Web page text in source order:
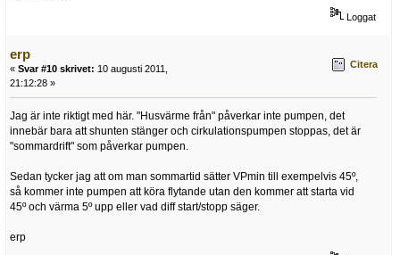
Loggat
erp
« Svar #10 skrivet: 10 augusti 2011,
21:12:28 »
Citera
Jag är inte riktigt med här. "Husvärme från" påverkar inte pumpen, det
innebär bara att shunten stänger och cirkulationspumpen stoppas, det är
"sommardrift" som påverkar pumpen.
Sedan tycker jag att om man sommartid sätter VPmin till exempelvis 45º,
så kommer inte pumpen att köra flytande utan den kommer att starta vid
45º och värma 5º upp eller vad diff start/stopp säger.
erp